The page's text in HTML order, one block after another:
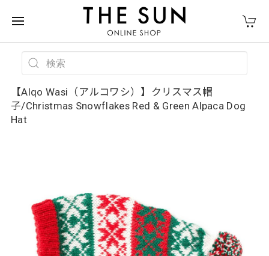
【Alqo Wasi（アルコワシ）】クリスマス帽
子/Christmas Snowflakes Red & Green Alpaca Dog
Hat